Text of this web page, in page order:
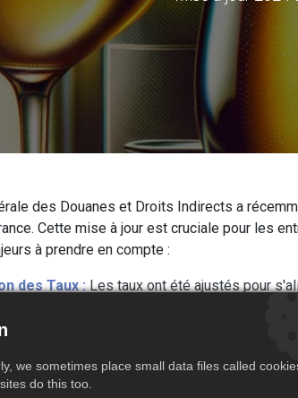
des Douanes et Droits Indirects a
Cette mise à jour est cruciale pour les
à prendre en compte :
des Taux :Les taux ont été ajustés pour
1,75% a été appliquée cette année. Cela
Les
complications douanières et
we sometimes place small data files called
do this too.